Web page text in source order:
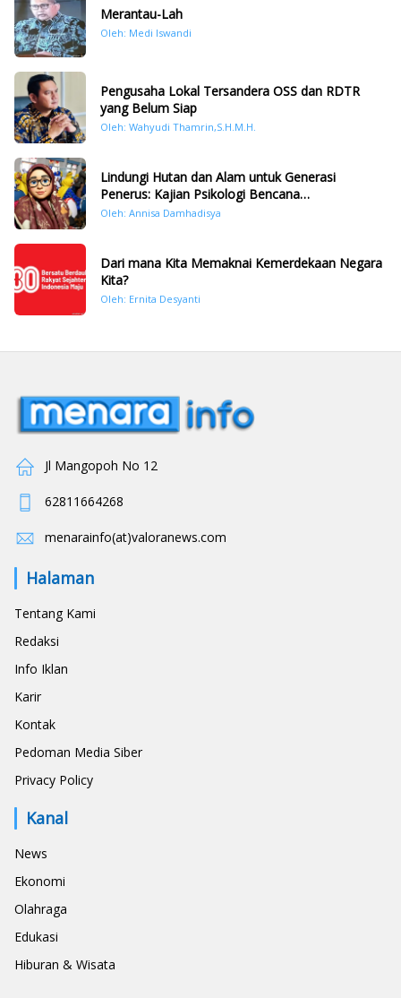
Merantau-Lah
Oleh: Medi Iswandi
Pengusaha Lokal Tersandera OSS dan RDTR
yang Belum Siap
Oleh: Wahyudi Thamrin,S.H.M.H.
Lindungi Hutan dan Alam untuk Generasi
Penerus: Kajian Psikologi Bencana
Hidrometeorologi di Sumatera Pasca Tragedi
Oleh: Annisa Damhadisya
Dari mana Kita Memaknai Kemerdekaan Negara
Kita?
Oleh: Ernita Desyanti
Jl Mangopoh No 12
62811664268
menarainfo(at)valoranews.com
Halaman
Tentang Kami
Redaksi
Info Iklan
Karir
Kontak
Pedoman Media Siber
Privacy Policy
Kanal
News
Ekonomi
Olahraga
Edukasi
Hiburan & Wisata